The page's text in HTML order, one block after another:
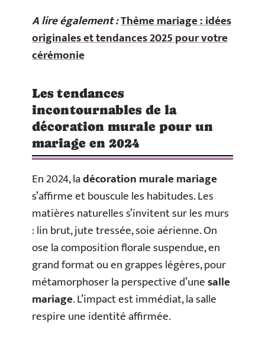
A lire également :Thème mariage : idées
originales et tendances 2025 pour votre
cérémonie
Les tendances
incontournables de la
décoration murale pour un
mariage en 2024
En 2024, ladécoration murale mariage
s’affirme et bouscule les habitudes. Les
matières naturelles s’invitent sur les murs
: lin brut, jute tressée, soie aérienne. On
ose la composition florale suspendue, en
grand format ou en grappes légères, pour
métamorphoser la perspective d’unesalle
mariage. L’impact est immédiat, la salle
respire une identité affirmée.